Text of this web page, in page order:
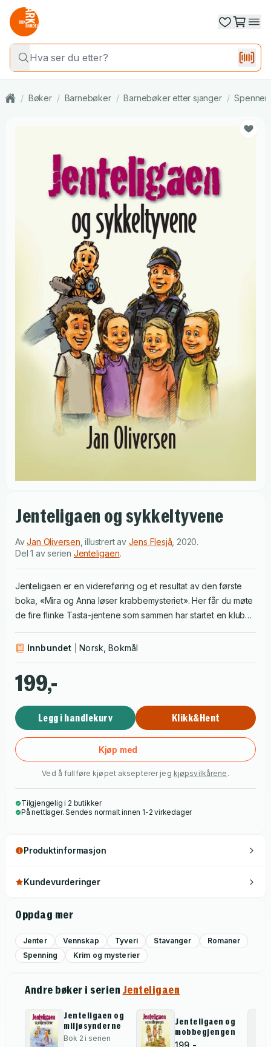
/ Bøker / Barnebøker / Barnebøker etter sjanger /
Jenteligaen og sykkeltyvene
AvJan Oliversen ,illustrert av Jens Flesjå 2020.
Del 1 av serien Jenteligaen.
Jenteligaen er en videreføring og et resultat av den første
boka, «Mira og Anna løser krabbemysteriet». Her får du møte
de fire flinke Tasta-jentene som sammen har startet en klubb
og nyttig sammen i nærmiljøet sitt. Boka tar imidlertid en
klassevennen Toni, blir stjålet. Etter mye smart detektivarbeid
starter en intens jakt på tyvene sammen med politiet. Boka er
og 13 år.
Innbundet Norsk, Bokmål
199,-
Legg i handlekurv Klikk&Hent
Kjøp med
Ved å fullføre kjøpet aksepterer jeg kjøpsvilkårene .
Tilgjengelig i 2 butikker
På nettlager. Sendes normalt innen 1-2 virkedager
Produktinformasjon
Kundevurderinger
Oppdag mer
Jenter Vennskap Tyveri Stavanger
Romaner
Spenning
Krim og mysterier
Andre bøker i serien Jenteligaen
Jenteligaen og
miljøsynderne
Bok 2 i serien
Jenteligaen og
mobbegjengen
199,-